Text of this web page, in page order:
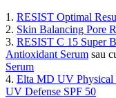
1. RESIST Optimal
2. Skin Balancing Pore
3. RESIST C 15 Super
Antioxidant Serum sau
Serum
4. Elta MD UV Physical
UV Defense SPF 50